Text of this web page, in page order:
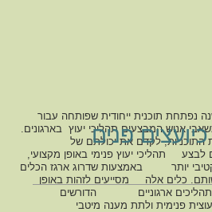
נפתחת תוכנית ייחודית שפותחה עבור
אנוש המבצעים תהליכי יעוץ בארגונים.
לקדם את יכולתם של
תהליכי יעוץ פנימי באופן מקצועי,
יותר באמצעות שדרוג ארגז הכלים
כלים אלה מסייעים לזהות באופן
תהליכים ארגוניים הדורשים
פנימית ולתת מענה מיטבי
פנים